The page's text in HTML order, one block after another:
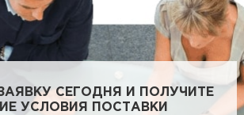
СЕГОДНЯ И ПОЛУЧИТЕ
УСЛОВИЯ ПОСТАВКИ